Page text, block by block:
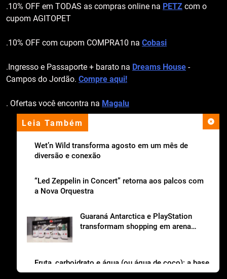
Leia Também
Wet’n Wild transforma agosto em um mês de
diversão e conexão
“Led Zeppelin in Concert” retorna aos palcos com
a Nova Orquestra
Guaraná Antarctica e PlayStation
transformam shopping em arena
Fruta, carboidrato e água (ou água de coco): a base
da lancheira saudável
.10% OFF em TODAS as compras online na PETZ com o
cupom AGITOPET
.10% OFF com cupom COMPRA10 na Cobasi
.Ingresso e Passaporte + barato na Dreams House -
Campos do Jordão. Compre aqui!
. Ofertas você encontra na Magalu
apoio institucional